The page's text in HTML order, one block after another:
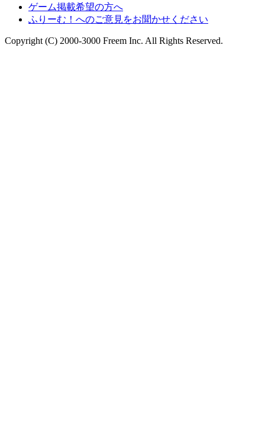
ゲーム掲載希望の方へ
ふりーむ！へのご意見をお聞かせください
Copyright (C) 2000-3000 Freem Inc. All Rights Reserved.